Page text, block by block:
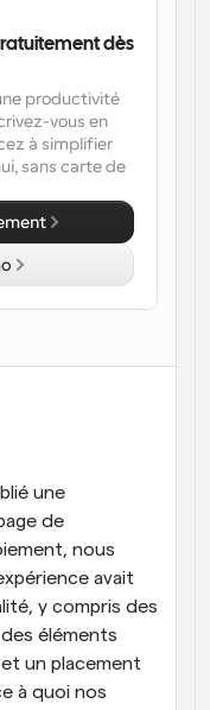
des appels
rappels
et mises à
minutes
avec plusieurs
une
de
nous
avait
y compris des
éléments
un placement
à quoi nos
dès
productivité
vous en
à simplifier
sans carte de